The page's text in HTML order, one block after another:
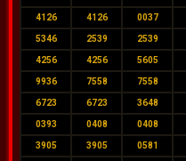
4126 4126 0037
5346 2539 2539
4256 4256 5605
9936 7558 7558
6723 6723 3648
0393 0408 0408
3905 3905 0581